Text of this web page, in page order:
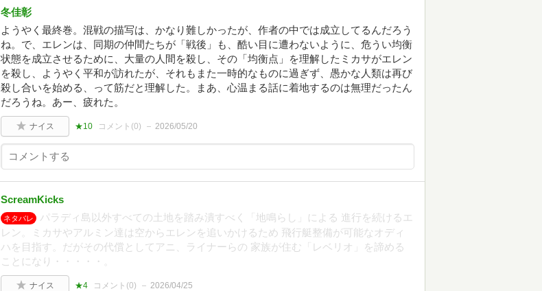
冬佳彰
ようやく最終巻。混戦の描写は、かなり難しかったが、作者の中では成立してるんだろう
ね。で、エレンは、同期の仲間たちが「戦後」も、酷い目に遭わないように、危うい均衡
状態を成立させるために、大量の人間を殺し、その「均衡点」を理解したミカサがエレン
を殺し、ようやく平和が訪れたが、それもまた一時的なものに過ぎず、愚かな人類は再び
殺し合いを始める、って筋だと理解した。まあ、心温まる話に着地するのは無理だったん
だろうね。あー、疲れた。
ナイス ★10 コメント(0) 2026/05/20
ScreamKicks
ネタバレ
パラディ島以外すべての土地を踏み潰すべく「地鳴らし」による 進行を続けるエ
レン。ミカサやアルミン達は空からエレンを追いかけるため 飛行艇整備が可能なオディ
ハを目指す。だがその代償としてアニ、ライナーらの 家族が住む「レベリオ」を諦める
ことになり・・・・・。
ナイス ★4 コメント(0) 2026/04/25